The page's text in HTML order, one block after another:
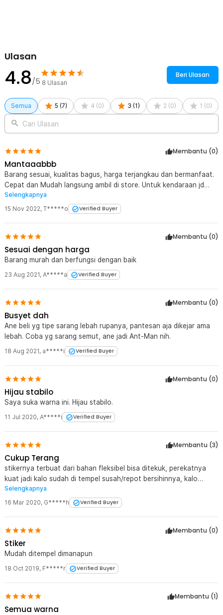
Ulasan
4.8/5 8 Ulasan
Beri Ulasan
Semua 5 (7) 4 (0) 3 (1 ) 2 (0) 1 (0)
Cari Ulasan
Membantu (0)
Mantaaabbb
Barang sesuai, kualitas bagus, harga terjangkau dan bermanfaat.
Cepat dan Mudah langsung ambil di store. Untuk kendaraan jd
terlihat tapi cepat pudar terkena matahari.
Selengkapnya
15 Nov 2022, T*****o Verified Buyer
Membantu (0)
Sesuai dengan harga
Barang murah dan berfungsi dengan baik
23 Aug 2021, A*****a Verified Buyer
Membantu (0)
Busyet dah
Ane beli yg tipe sarang lebah rupanya, pantesan aja dikejar ama
lebah. Coba yg sarang semut, ane jadi Ant-Man nih.
18 Aug 2021, a*****i Verified Buyer
Membantu (0)
Hijau stabilo
Saya suka warna ini. Hijau stabilo.
11 Jul 2020, A*****i Verified Buyer
Membantu (3)
Cukup Terang
stikernya terbuat dari bahan fleksibel bisa ditekuk, perekatnya
kuat jadi kalo sudah di tempel susah/repot bersihinnya, kalo
malem-malem kena cahaya cukup terlihat oleh pengendara
mobil/motor, saya pasang di tiang listrik yang jalanannya
gelap/kurang penerangan jadi mudah terlihat jika lewat malem-
Selengkapnya
16 Mar 2020, G*****h Verified Buyer
Membantu (0)
Stiker
Mudah ditempel dimanapun
18 Oct 2019, F*****r Verified Buyer
Membantu (1)
Semua warna